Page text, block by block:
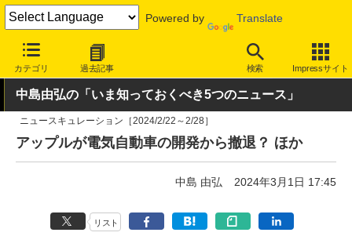
Powered by Translate
カテゴリ 過去記事 検索 Impressサイト
INTERNET Watch トピック その他
中島由弘の「いま知っておくべき5つのニュース」
ニュースキュレーション［2024/2/22～2/28］
アップルが電気自動車の開発から撤退？ ほか
中島 由弘 2024年3月1日 17:45
リスト